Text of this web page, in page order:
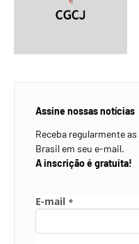
Assine nossas notícias
Receba regularmente
Brasil em seu e-mail.
A inscrição é gratuita!